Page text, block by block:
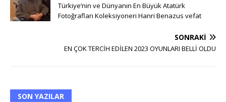
Türkiye’nin ve Dünyanın En Büyük Atatürk
Fotoğrafları Koleksiyoneri Hanri Benazus vefat
SONRAKI
EN ÇOK TERCİH EDİLEN 2023 OYUNLARI BELLİ OLDU
SON YAZILAR